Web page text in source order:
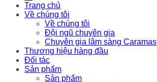
Trang chủ
Về chúng tôi
Về chúng tôi
Đội ngũ chuyên gia
Chuyên gia lâm sàng Caramas
Thương hiệu hàng đầu
Đối tác
Sản phẩm
Sản phẩm